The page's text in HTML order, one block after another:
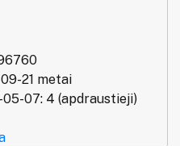
21 metai
07: 4 (apdraustieji)